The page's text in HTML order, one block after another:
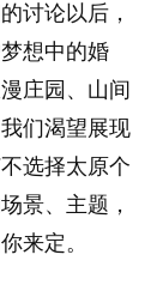
讨论以后，
想中的婚
庄园、山间
们渴望展现
选择太原个
景、主题，
来定。